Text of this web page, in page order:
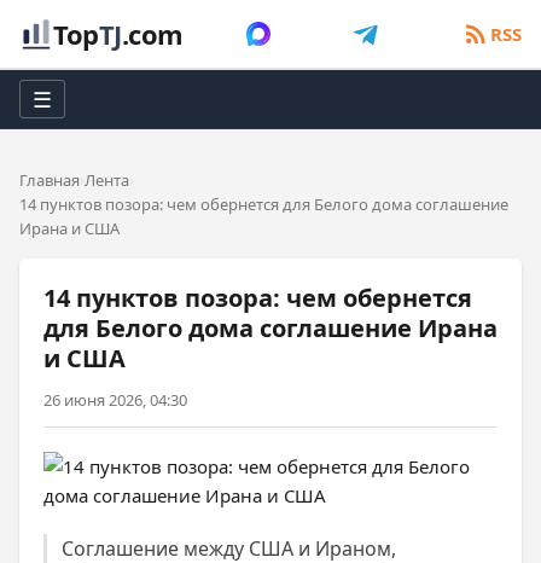
TopTJ.com RSS
☰
Главная Лента
14 пунктов позора: чем обернется для Белого дома соглашение
Ирана и США
14 пунктов позора: чем обернется
для Белого дома соглашение Ирана
и США
26 июня 2026, 04:30
Соглашение между США и Ираном,